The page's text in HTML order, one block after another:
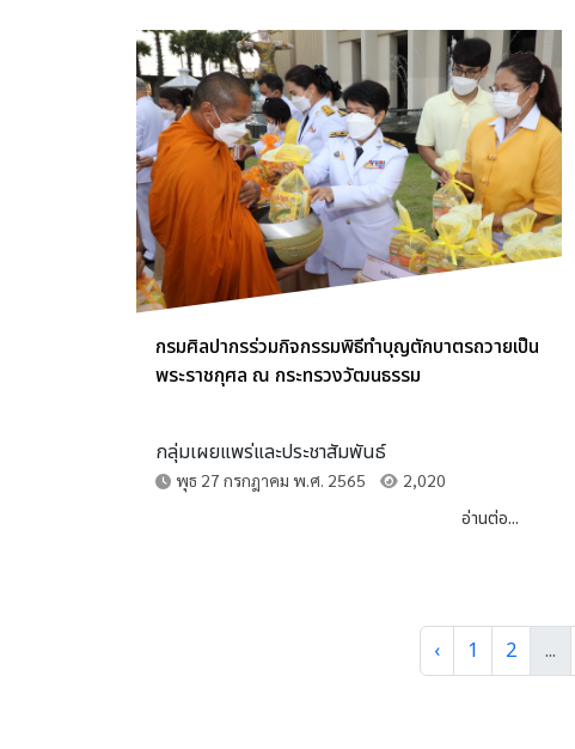
กรมศิลปากรร่วมกิจกรรมพิธีทำบุญตักบาตรถวายเป็น
พระราชกุศล ณ กระทรวงวัฒนธรรม
กลุ่มเผยแพร่และประชาสัมพันธ์
พุธ 27 กรกฎาคม พ.ศ. 2565 2,020
อ่านต่อ...
‹ 1 2 ...